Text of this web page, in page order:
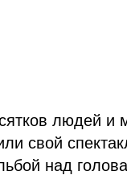
людей и
свой
над